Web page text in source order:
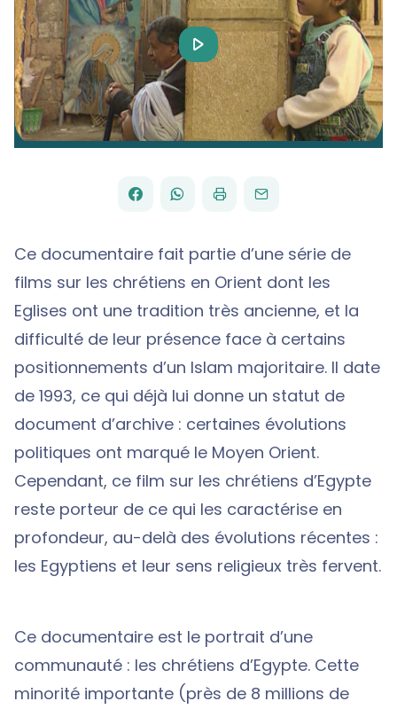
Play
Video
PARTAGER
FACEBOOK
PARTAGER
WHATSAPP
IMPRIMERENVOYER
PAR
EMAIL
Ce documentaire fait partie d’une série de
films sur les chrétiens en Orient dont les
Eglises ont une tradition très ancienne, et la
difficulté de leur présence face à certains
positionnements d’un Islam majoritaire. Il date
de 1993, ce qui déjà lui donne un statut de
document d’archive : certaines évolutions
politiques ont marqué le Moyen Orient.
Cependant, ce film sur les chrétiens d’Egypte
reste porteur de ce qui les caractérise en
profondeur, au-delà des évolutions récentes :
les Egyptiens et leur sens religieux très fervent.
Ce documentaire est le portrait d’une
communauté : les chrétiens d’Egypte. Cette
minorité importante (près de 8 millions de